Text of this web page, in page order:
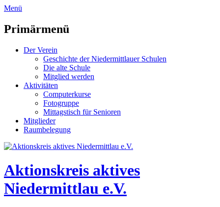
zum
überspringen
Menü
Primärmenü
Der Verein
Geschichte der Niedermittlauer Schulen
Die alte Schule
Mitglied werden
Aktivitäten
Computerkurse
Fotogruppe
Mittagstisch für Senioren
Mitglieder
Raumbelegung
Header
Aktionskreis aktives
Niedermittlau e.V.